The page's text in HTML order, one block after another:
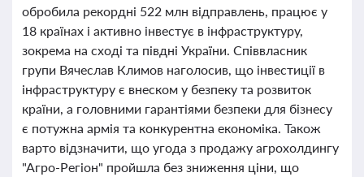
обробила рекордні 522 млн відправлень, працює у
18 країнах і активно інвестує в інфраструктуру,
зокрема на сході та півдні України. Співвласник
групи Вячеслав Климов наголосив, що інвестиції в
інфраструктуру є внеском у безпеку та розвиток
країни, а головними гарантіями безпеки для бізнесу
є потужна армія та конкурентна економіка. Також
варто відзначити, що угода з продажу агрохолдингу
"Агро-Регіон" пройшла без зниження ціни, що